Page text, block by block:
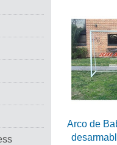
Arco de